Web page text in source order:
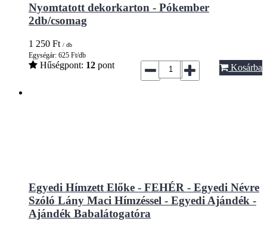
Nyomtatott dekorkarton - Pókember
2db/csomag
1 250 Ft / db
Egységár: 625 Ft/db
Hűségpont: 12 pont Kosárba
Egyedi Hímzett Előke - FEHÉR - Egyedi Névre
Szóló Lány Maci Hímzéssel - Egyedi Ajándék -
Ajándék Babalátogatóra